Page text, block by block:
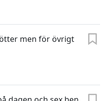
men för övrigt